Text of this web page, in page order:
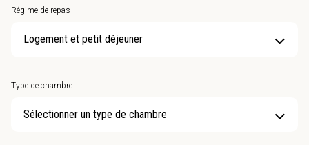
Régime de repas
Type de chambre
Sélectionner un type de chambre